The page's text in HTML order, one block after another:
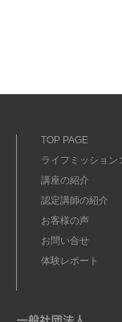
TOP PAGE
ライフミッション
講座の紹介
認定講師の紹介
お客様の声
お問い合せ
体験レポート